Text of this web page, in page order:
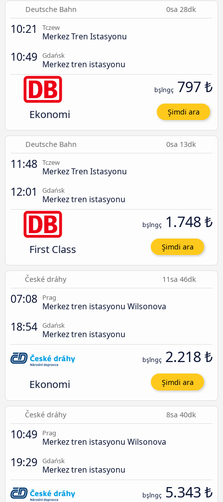
Deutsche Bahn 0sa 28dk
10:21 Tczew
Merkez Tren Istasyonu
10:49 Gdańsk
Merkez tren istasyonu
Ekonomi
bşlngç 797 ₺
Şimdi ara
Deutsche Bahn 0sa 13dk
11:48 Tczew
Merkez Tren Istasyonu
12:01 Gdańsk
Merkez tren istasyonu
First Class
bşlngç 1.748 ₺
Şimdi ara
České dráhy 11sa 46dk
07:08 Prag
Merkez tren istasyonu Wilsonova
18:54 Gdańsk
Merkez tren istasyonu
Ekonomi
bşlngç 2.218 ₺
Şimdi ara
České dráhy 8sa 40dk
10:49 Prag
Merkez tren istasyonu Wilsonova
19:29 Gdańsk
Merkez tren istasyonu
bşlngç 5.343 ₺